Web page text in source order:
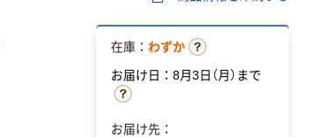
在庫： わずか
お届け日：8月3日（月）まで
お届け先：